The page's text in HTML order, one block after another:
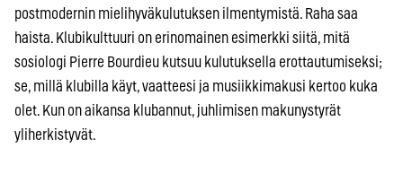
postmodernin mielihyväkulutuksen ilmentymistä. Raha saa
haista. Klubikulttuuri on erinomainen esimerkki siitä, mitä
sosiologi Pierre Bourdieu kutsuu kulutuksella erottautumiseksi;
se, millä klubilla käyt, vaatteesi ja musiikkimakusi kertoo kuka
olet. Kun on aikansa klubannut, juhlimisen makunystyrät
yliherkistyvät.